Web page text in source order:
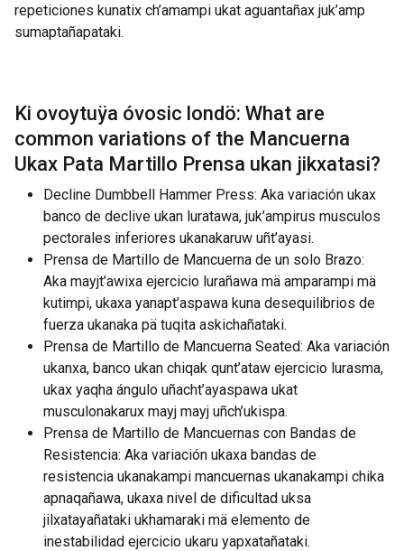
repeticiones kunatix ch’amampi ukat aguantañax juk’amp
sumaptañapataki.
Ki ovoytuÿa óvosic londö: What are
common variations of the Mancuerna
Ukax Pata Martillo Prensa ukan jikxatasi?
Decline Dumbbell Hammer Press: Aka variación ukax
banco de declive ukan luratawa, juk’ampirus musculos
pectorales inferiores ukanakaruw uñt’ayasi.
Prensa de Martillo de Mancuerna de un solo Brazo:
Aka mayjt’awixa ejercicio lurañawa mä amparampi mä
kutimpi, ukaxa yanapt’aspawa kuna desequilibrios de
fuerza ukanaka pä tuqita askichañataki.
Prensa de Martillo de Mancuerna Seated: Aka variación
ukanxa, banco ukan chiqak qunt’ataw ejercicio lurasma,
ukax yaqha ángulo uñacht’ayaspawa ukat
musculonakarux mayj mayj uñch’ukispa.
Prensa de Martillo de Mancuernas con Bandas de
Resistencia: Aka variación ukaxa bandas de
resistencia ukanakampi mancuernas ukanakampi chika
apnaqañawa, ukaxa nivel de dificultad uksa
jilxatayañataki ukhamaraki mä elemento de
inestabilidad ejercicio ukaru yapxatañataki.